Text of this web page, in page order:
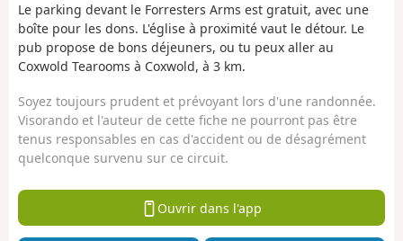
Le parking devant le Forresters Arms est gratuit, avec une
boîte pour les dons. L'église à proximité vaut le détour. Le
pub propose de bons déjeuners, ou tu peux aller au
Coxwold Tearooms à Coxwold, à 3 km.
Soyez toujours prudent et prévoyant lors d'une randonnée.
Visorando et l'auteur de cette fiche ne pourront pas être
tenus responsables en cas d'accident ou de désagrément
quelconque survenu sur ce circuit.
Ouvrir dans l'app